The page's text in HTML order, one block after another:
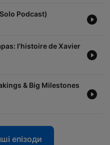
Podcast)
l'histoire de Xavier
& Big Milestones
епізоди